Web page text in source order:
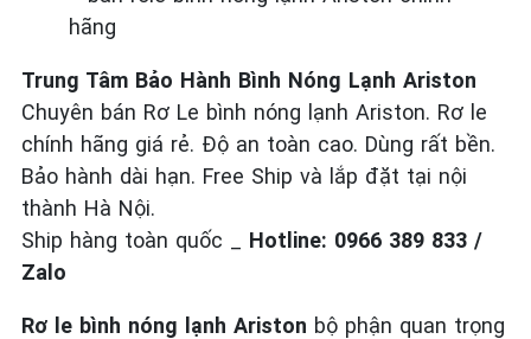
Trung Tâm Bảo Hành Bình Nóng Lạnh Ariston
Chuyên bán Rơ Le bình nóng lạnh Ariston. Rơ le
chính hãng giá rẻ. Độ an toàn cao. Dùng rất bền.
Bảo hành dài hạn. Free Ship và lắp đặt tại nội
thành Hà Nội.
Ship hàng toàn quốc _ Hotline: 0966 389 833 /
Zalo
Rơ le bình nóng lạnh Ariston bộ phận quan trọng